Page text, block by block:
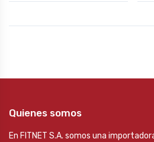
Quienes somos
En FITNET S.A. somos una